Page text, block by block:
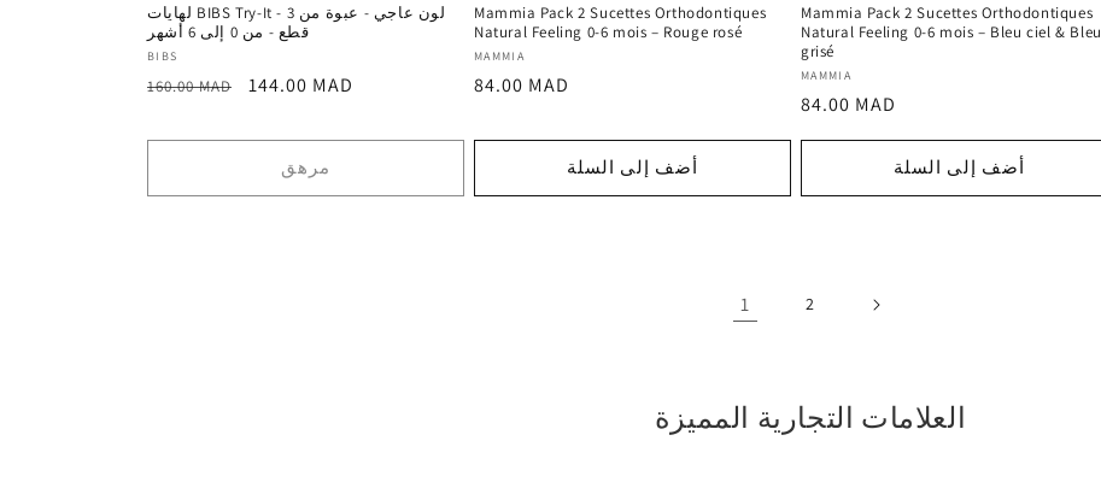
لهايات BIBS Try-It - لون عاجي - عبوة من 3
قطع - من 0 إلى 6 أشهر
المورد
:
BIBS
السعر
160.00 MAD
سعر
144.00 MAD
مرهق
Mammia Pack 2 Sucettes Orthodontiques
Natural Feeling 0-6 mois – Rouge rosé
المورد
:
MAMMIA
السعر
84.00 MAD
أضف إلى السلة
Mammia Pack 2 Sucettes Orthodontiques
Natural Feeling 0-6 mois – Bleu ciel & Bleu
grisé
المورد
:
MAMMIA
السعر
84.00 MAD
أضف إلى السلة
1 2
العلامات التجارية المميزة